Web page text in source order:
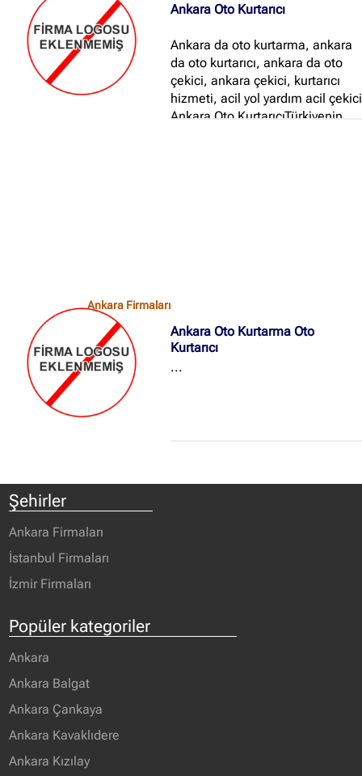
kurtarma,ostim oto
kurtarma...
Ankara Oto Kurtarıcı
Ankara da oto kurtarma, ankara
da oto kurtarıcı, ankara da oto
çekici, ankara çekici, kurtarıcı
hizmeti, acil yol yardım acil çekici
Ankara Oto KurtarıcıTürkiyenin
Ankara Firmaları
Ankara Oto Kurtarma Oto
Kurtarıcı
...
Şehirler
Ankara Firmaları
İstanbul Firmaları
İzmir Firmaları
Popüler kategoriler
Ankara
Ankara Balgat
Ankara Çankaya
Ankara Kavaklıdere
Ankara Kızılay